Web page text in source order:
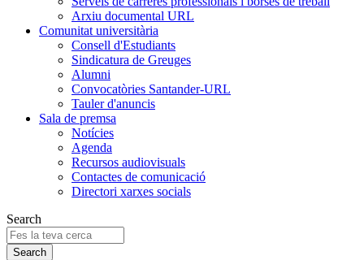
Arxiu documental URL
Comunitat universitària
Consell d'Estudiants
Sindicatura de Greuges
Alumni
Convocatòries Santander-URL
Tauler d'anuncis
Sala de premsa
Notícies
Agenda
Recursos audiovisuals
Contactes de comunicació
Directori xarxes socials
Search